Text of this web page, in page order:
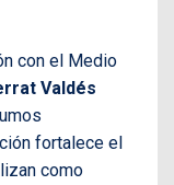
con el Medio
Valdés
fortalece el
como